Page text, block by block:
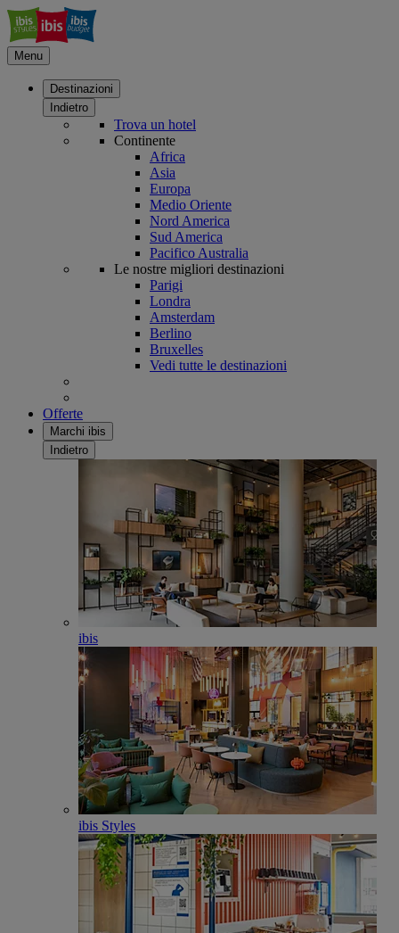
Menu
Destinazioni
Indietro
Trova un hotel
Continente
Africa
Asia
Europa
Medio Oriente
Nord America
Sud America
Pacifico Australia
Le nostre migliori destinazioni
Parigi
Londra
Amsterdam
Berlino
Bruxelles
Vedi tutte le destinazioni
Offerte
Marchi ibis
Indietro
ibis
ibis Styles